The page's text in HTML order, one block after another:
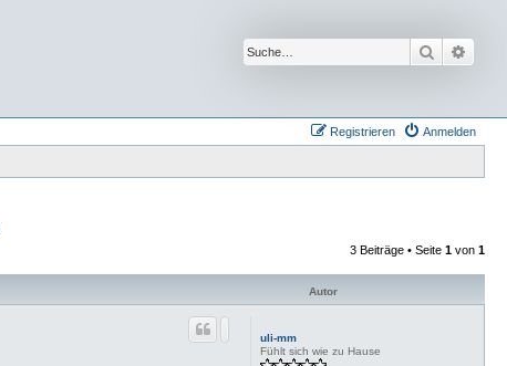
Suche
Anmelden
Registrieren
3 Beiträge • Seite 1 von 1
Autor
uli-mm
Fühlt sich wie zu Hause